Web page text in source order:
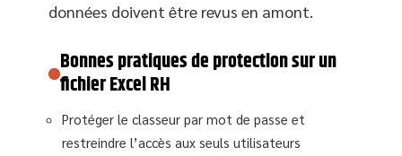
données doivent être revus en amont.
Bonnes pratiques de protection sur un
fichier Excel RH
Protéger le classeur par mot de passe et
restreindre l’accès aux seuls utilisateurs